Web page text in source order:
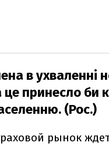
в ухваленні
принесло би
(Рос.)
рынок